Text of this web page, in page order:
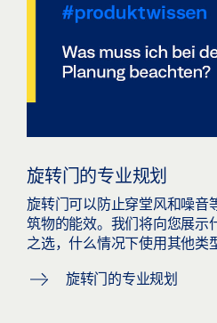
旋转门的专业规划
旋转门可以防止穿堂风和噪音
筑物的能效。我们将向您展示
之选，什么情况下使用其他类
旋转门的专业规划